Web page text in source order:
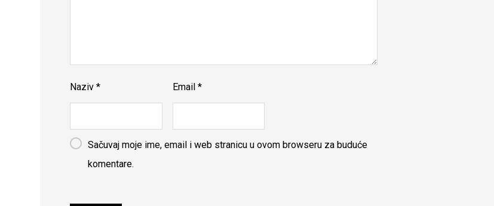
Naziv* Email *
Sačuvaj moje ime, email i web stranicu u ovom browseru za buduće
komentare.